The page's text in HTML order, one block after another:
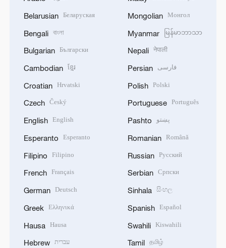
Belarusian Беларуская
Bengali বাংলা
Bulgarian Български
Cambodian ខ្មែរ
Croatian Hrvatski
Czech Český
English English
Esperanto Esperanto
Filipino Filipino
French Français
German Deutsch
Greek Ελληνικά
Hausa Hausa
Hebrew עברית
Mongolian Монгол
Myanmar မြန်မာဘာသာ
Nepali नेपाली
Persian فارسی
Polish Polski
Portuguese Português
Pashto پښتو
Romanian Română
Russian Русский
Serbian Српски
Sinhala සිංහල
Spanish Español
Swahili Kiswahili
Tamil தமிழ்